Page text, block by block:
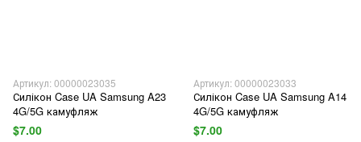
Артикул: 00000023035
Силікон Case UA Samsung A23
4G/5G камуфляж
$7.00
Артикул: 00000023033
Силікон Case UA Samsung A14
4G/5G камуфляж
$7.00